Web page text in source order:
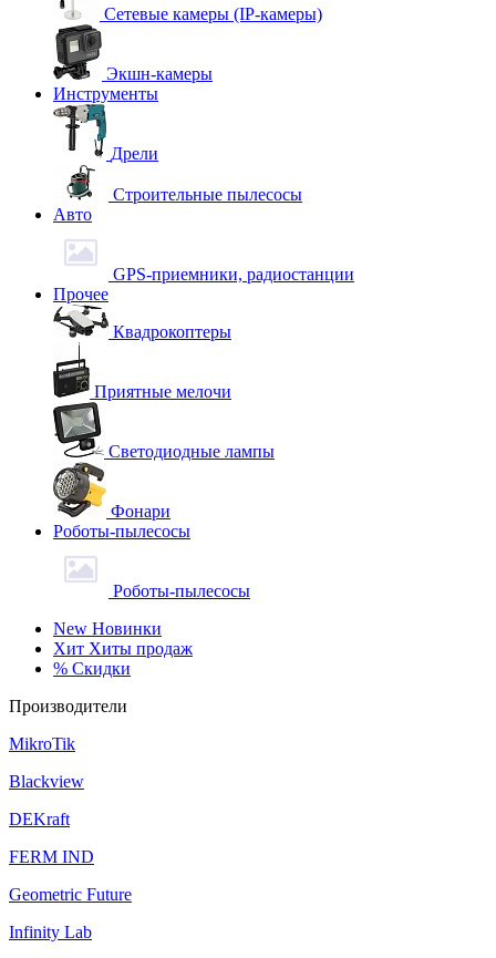
Сетевые камеры (IP-камеры)
Экшн-камеры
Инструменты
Дрели
Строительные пылесосы
Авто
GPS-приемники, радиостанции
Прочее
Квадрокоптеры
Приятные мелочи
Светодиодные лампы
Фонари
Роботы-пылесосы
Роботы-пылесосы
New Новинки
Хит Хиты продаж
% Скидки
Производители
MikroTik
Blackview
DEKraft
FERM IND
Geometric Future
Infinity Lab